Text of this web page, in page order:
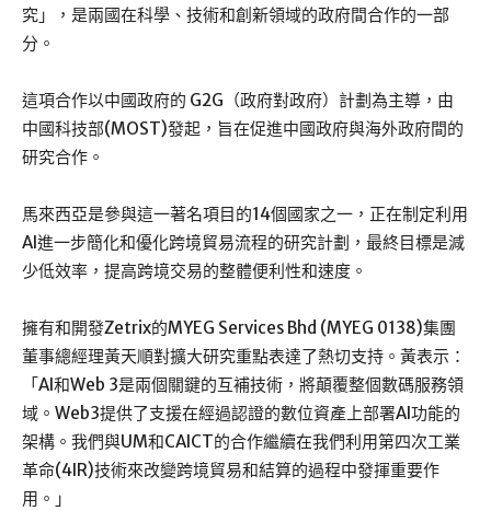
究」，是兩國在科學、技術和創新領域的政府間合作的一部
分。
這項合作以中國政府的 G2G（政府對政府）計劃為主導，由
中國科技部(MOST)發起，旨在促進中國政府與海外政府間的
研究合作。
馬來西亞是參與這一著名項目的14個國家之一，正在制定利用
AI進一步簡化和優化跨境貿易流程的研究計劃，最終目標是減
少低效率，提高跨境交易的整體便利性和速度。
擁有和開發Zetrix的MYEG Services Bhd (MYEG 0138)集團
董事總經理黃天順對擴大研究重點表達了熱切支持。黃表示：
「AI和Web 3是兩個關鍵的互補技術，將顛覆整個數碼服務領
域。Web3提供了支援在經過認證的數位資產上部署AI功能的
架構。我們與UM和CAICT的合作繼續在我們利用第四次工業
革命(4IR)技術來改變跨境貿易和結算的過程中發揮重要作
用。」